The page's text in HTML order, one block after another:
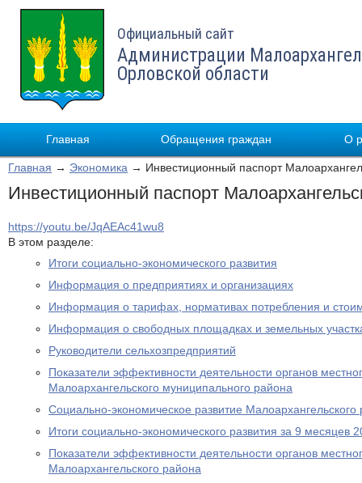
Официальный сайт
Администрации
Орловской области
Главная Обращения граждан О
Главная → Экономика → Инвестиционный паспорт
Инвестиционный паспорт
https://youtu.be/JqAEAc41wu8
В этом разделе:
Итоги социально-экономического развития
Информация о предприятиях и организациях
Информация о тарифах, нормативах потребления и
Информация о свободных площадках и земельных
Руководители сельхозпредприятий
Показатели эффективности деятельности органов
Малоархангельского муниципального района
Социально-экономическое развитие Малоархангельского
Итоги социально-экономического развития за 9 месяцев
Показатели эффективности деятельности органов
Малоархангельского района